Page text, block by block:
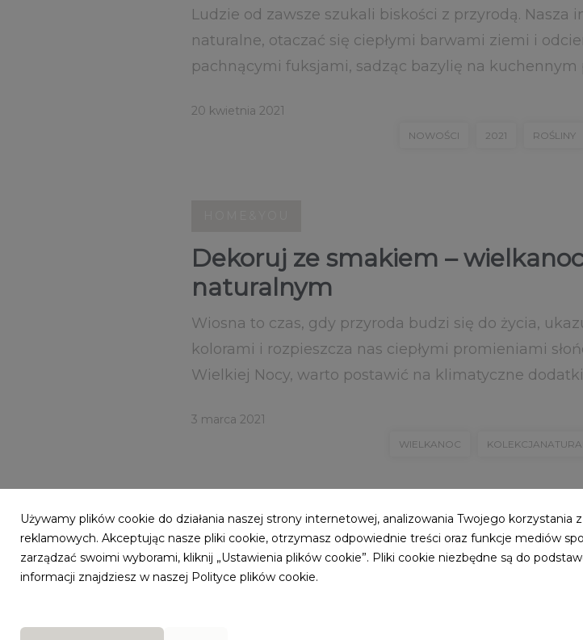
Ludzie od zawsze szukali biskości z przyrodą. Nasza
naturalne, otaczać się ciepłymi barwami ziemi i
pachnącymi fuksjami, sadząc bazylię na kuchennym
20 kwietnia 2021
NOWOŚCI 2021 ROŚLINY
Dekoruj ze smakiem –
naturalnym
Wiosna to czas, gdy przyroda budzi się do życia,
kolorami i rozpieszcza nas ciepłymi promieniami
Wielkiej Nocy, warto postawić na klimatyczne
3 marca 2021
WIELKANOC
Używamy plików cookie do działania naszej strony internetowej, analizowania Twojego
reklamowych. Akceptując nasze pliki cookie, otrzymasz odpowiednie treści oraz funkcje mediów
zarządzać swoimi wyborami, kliknij „Ustawienia plików cookie”. Pliki cookie niezbędne są do
informacji znajdziesz w naszej Polityce plików cookie.